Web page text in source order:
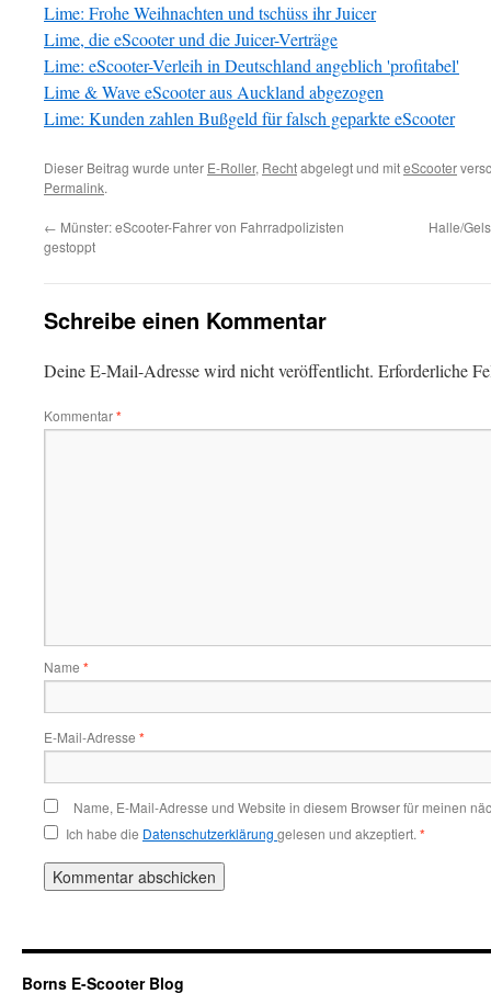
Lime: Frohe Weihnachten und tschüss ihr Juicer
Lime, die eScooter und die Juicer-Verträge
Lime: eScooter-Verleih in Deutschland angeblich 'profitabel'
Lime & Wave eScooter aus Auckland abgezogen
Lime: Kunden zahlen Bußgeld für falsch geparkte eScooter
Dieser Beitrag wurde unter E-Roller, Rechtabgelegt und miteScooter
Permalink.
← Münster: eScooter-Fahrer von Fahrradpolizisten
gestoppt
Halle/
Schreibe einen Kommentar
Deine E-Mail-Adresse wird nicht veröffentlicht. Erforderliche
Kommentar*
Name *
E-Mail-Adresse *
Name, E-Mail-Adresse und Website in diesem Browser für meinen
Ich habe die Datenschutzerklärung gelesen und akzeptiert. *
Borns E-Scooter Blog